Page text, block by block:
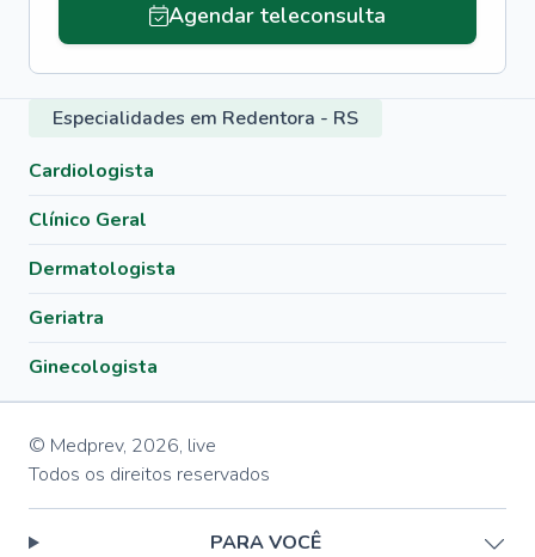
Agendar teleconsulta
Especialidades em Redentora - RS
Cardiologista
Clínico Geral
Dermatologista
Geriatra
Ginecologista
© Medprev, 2026, live
Todos os direitos reservados
PARA VOCÊ